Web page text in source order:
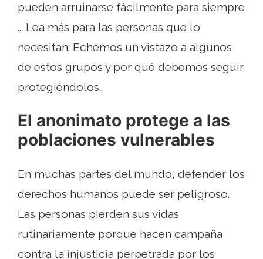
pueden arruinarse fácilmente para siempre
... Lea más para las personas que lo
necesitan. Echemos un vistazo a algunos
de estos grupos y por qué debemos seguir
protegiéndolos..
El anonimato protege a las
poblaciones vulnerables
En muchas partes del mundo, defender los
derechos humanos puede ser peligroso.
Las personas pierden sus vidas
rutinariamente porque hacen campaña
contra la injusticia perpetrada por los